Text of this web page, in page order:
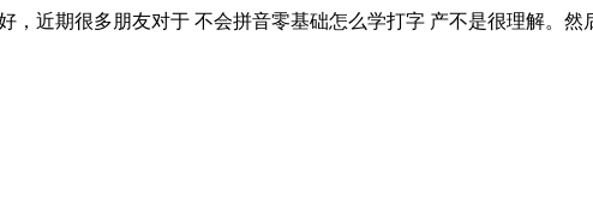
，近期很多朋友对于 不会拼音零基础怎么学打字 产不是很理解。